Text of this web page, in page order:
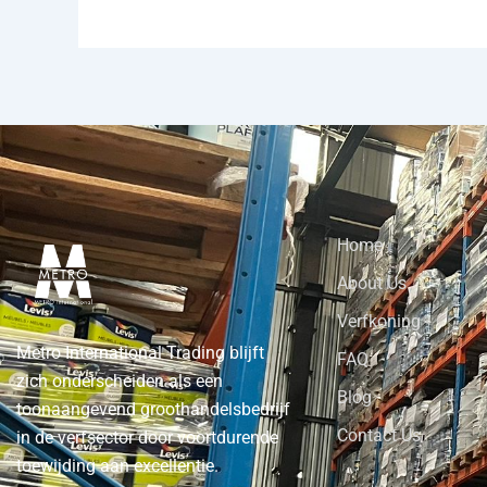
Metro International Trading blijft
zich onderscheiden als een
toonaangevend groothandelsbedrijf
in de verfsector door voortdurende
toewijding aan excellentie.
Home
About Us
Verfkoning
FAQ
Blog
Contact Us